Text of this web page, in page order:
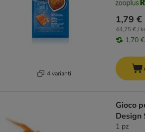
4 varianti
1,79 €
44,75 € /
1,70 €
Gioco
Design
1 pz